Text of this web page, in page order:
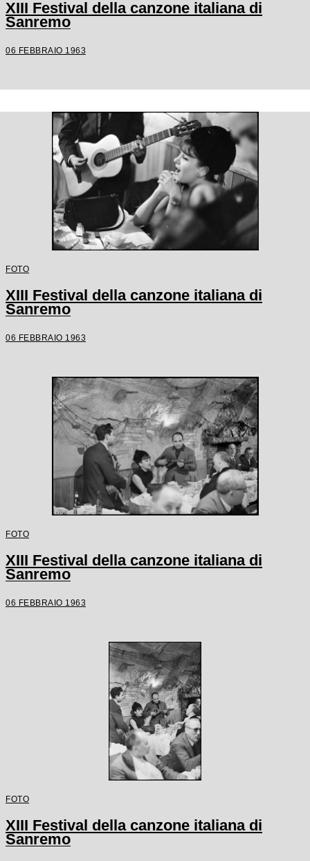
XIII Festival della canzone italiana di
Sanremo
06 FEBBRAIO 1963
FOTO
XIII Festival della canzone italiana di
Sanremo
06 FEBBRAIO 1963
FOTO
XIII Festival della canzone italiana di
Sanremo
06 FEBBRAIO 1963
FOTO
XIII Festival della canzone italiana di
Sanremo